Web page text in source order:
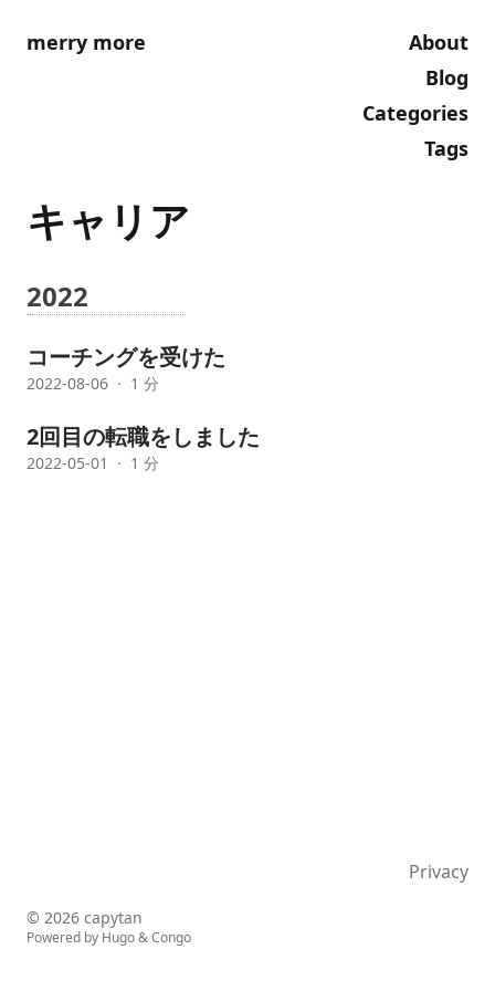
merry more
About
Blog
Categories
Tags
キャリア
2022
コーチングを受けた
2022-08-06 · 1 分
2回目の転職をしました
2022-05-01 · 1 分
Privacy
© 2026 capytan
Powered by Hugo&Congo